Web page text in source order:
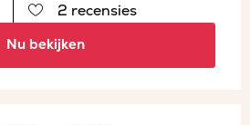
2 recensies
Nu bekijken